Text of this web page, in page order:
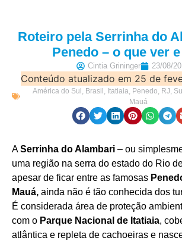
Roteiro pela Serrinha do
Penedo – o que ver
Cintia Grininger 23/08/
Conteúdo atualizado em 25 de
América do Sul , Brasil , Itatiaia, Penedo, RJ,
Mauá
ASerrinha do Alambari – ou
uma região na serra do estado do Rio
apesar de ficar entre as famosas
Mauá, ainda não é tão conhecida dos
É considerada área de proteção
com o Parque Nacional de Itatiaia,
atlântica e repleta de cachoeiras e